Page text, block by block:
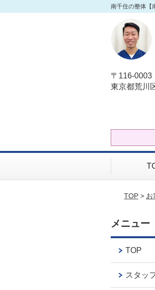
南千住の整体【
〒116-0003
東京都荒川
TOP> お
メニュー
TOP
スタッ